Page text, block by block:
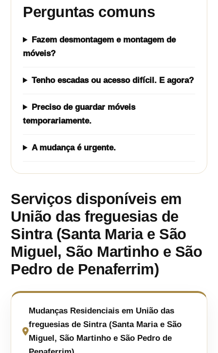
Perguntas comuns
Fazem desmontagem e montagem de
móveis?
Tenho escadas ou acesso difícil. E agora?
Preciso de guardar móveis
temporariamente.
A mudança é urgente.
Serviços disponíveis em
União das freguesias de
Sintra (Santa Maria e São
Miguel, São Martinho e São
Pedro de Penaferrim)
Mudanças Residenciais em União das
freguesias de Sintra (Santa Maria e São
Miguel, São Martinho e São Pedro de